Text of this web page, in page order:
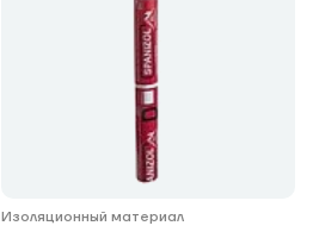
Изоляционный материал